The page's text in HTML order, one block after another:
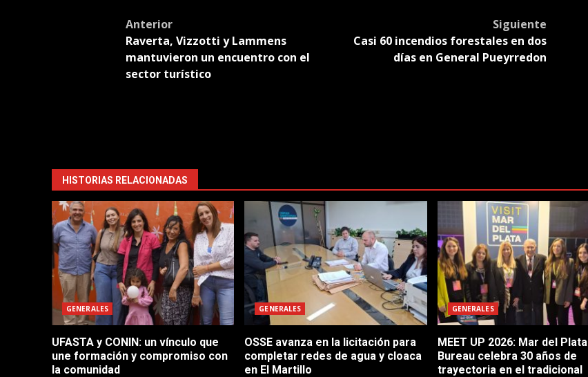
Post
navigation
Anterior
Raverta, Vizzotti y Lammens
mantuvieron un encuentro con el
sector turístico
Siguiente
Casi 60 incendios forestales en dos
días en General Pueyrredon
HISTORIAS RELACIONADAS
GENERALES
UFASTA y CONIN: un vínculo que
une formación y compromiso con
la comunidad
GENERALES
OSSE avanza en la licitación para
completar redes de agua y cloaca
en El Martillo
GENERALES
MEET UP 2026: Mar del Plata
Bureau celebra 30 años de
trayectoria en el tradicional